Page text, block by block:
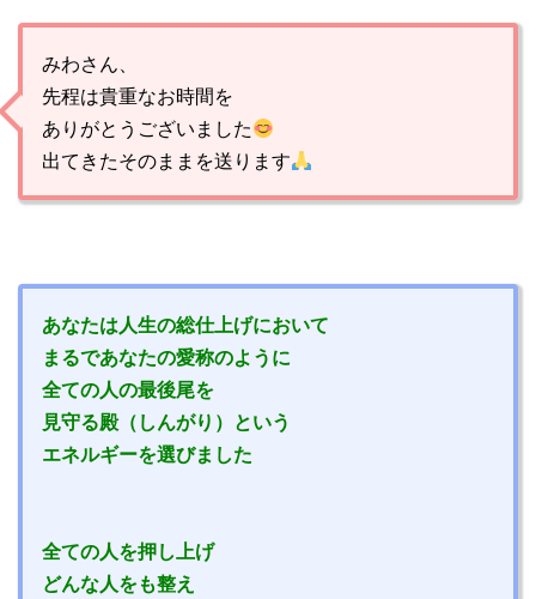
みわさん、
先程は貴重なお時間を
ありがとうございました
出てきたそのままを送ります
あなたは人生の総仕上げにおいて
まるであなたの愛称のように
全ての人の最後尾を
見守る殿（しんがり）という
エネルギーを選びました
全ての人を押し上げ
どんな人をも整え